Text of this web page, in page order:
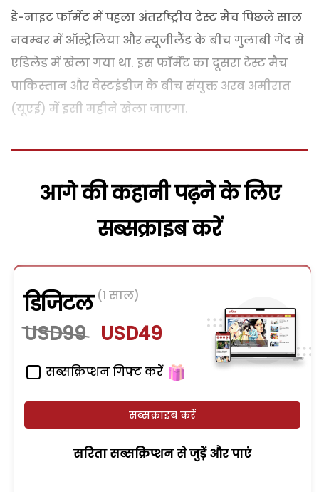
डे-नाइट फॉर्मेट में पहला अंतर्राष्ट्रीय टेस्ट मैच पिछले साल
नवम्बर में ऑस्ट्रेलिया और न्यूजीलैंड के बीच गुलाबी गेंद से
एडिलेड में खेला गया था. इस फॉर्मेट का दूसरा टेस्ट मैच
पाकिस्तान और वेस्टइंडीज के बीच संयुक्त अरब अमीरात
(यूएई) में इसी महीने खेला जाएगा.
आगे की कहानी पढ़ने के लिए
सब्सक्राइब करें
डिजिटल (1 साल)
USD99 USD49
सब्सक्रिप्शन गिफ्ट करें
सब्सक्राइब करें
सरिता सब्सक्रिप्शन से जुड़ेें और पाएं